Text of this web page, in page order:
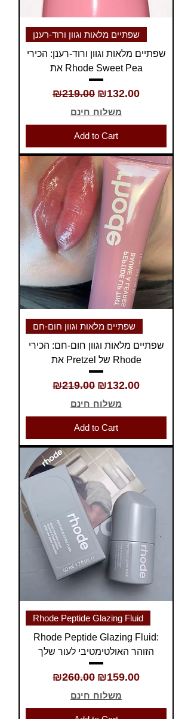
שפתיים מלאות וגוון ורוד-רענן
שפתיים מלאות וגוון ורוד-רענן: הכירי
את Rhode Sweet Pea
Regular Price
₪219.00 Sale Price
₪132.00
משלוח חינם
Add to Cart
שפתיים מלאות וגוון חום-חם
שפתיים מלאות וגוון חום-חם: הכירי
את Pretzel של Rhode
Regular Price
₪219.00 Sale Price
₪132.00
משלוח חינם
Add to Cart
Rhode Peptide Glazing Fluid
Rhode Peptide Glazing Fluid:
הזוהר האולטימטיבי לעור שלך
Regular Price
₪260.00 Sale Price
₪159.00
משלוח חינם